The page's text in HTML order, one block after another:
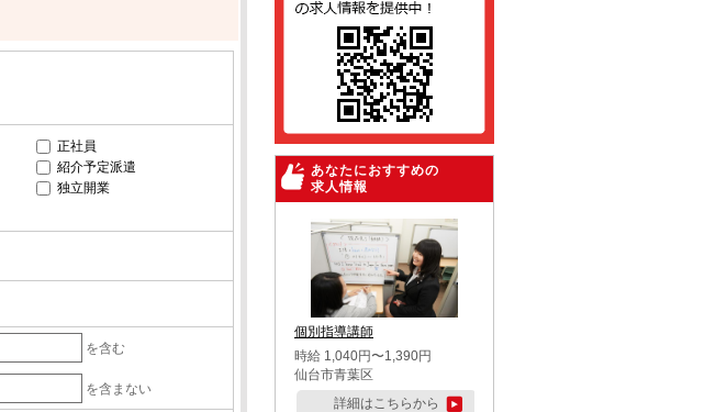
正社員
紹介予定派遣
独立開業
を含む
を含まない
あなたにおすすめの
求人情報
個別指導講師
時給 1,040円〜1,390円
仙台市青葉区
詳細はこちらから